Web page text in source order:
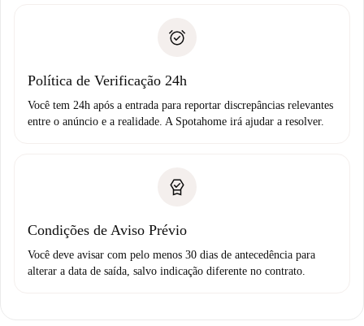
Débito direto bancário
não comunicar nenhum problema.
Política de Verificação 24h
Você tem 24h após a entrada para reportar discrepâncias relevantes
entre o anúncio e a realidade. A Spotahome irá ajudar a resolver.
Condições de Aviso Prévio
Você deve avisar com pelo menos 30 dias de antecedência para
alterar a data de saída, salvo indicação diferente no contrato.